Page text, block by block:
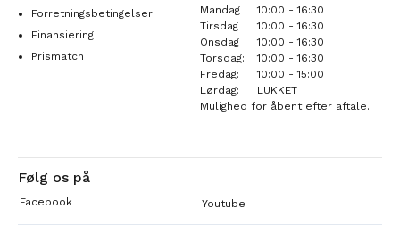
Forretningsbetingelser
Finansiering
Prismatch
Mandag
10:00 - 16:30
Tirsdag
10:00 - 16:30
Onsdag
10:00 - 16:30
Torsdag:
10:00 - 16:30
Fredag:
10:00 - 15:00
Lørdag:
LUKKET
Mulighed for åbent efter aftale.
Følg os på
Facebook Youtube